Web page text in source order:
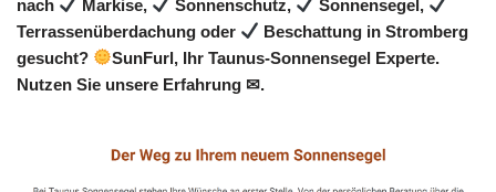
nach
Markise, Sonnenschutz,
Sonnensegel,
Terrassenüberdachung oder
Beschattung in Stromberg
gesucht?
SunFurl, Ihr Taunus-Sonnensegel Experte.
Nutzen Sie unsere Erfahrung ✉.